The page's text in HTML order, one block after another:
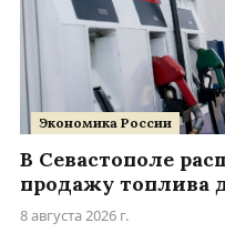
Экономика России
В Севастополе
продажу топлива
8 августа 2026 г.